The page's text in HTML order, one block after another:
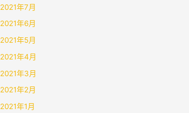
2021年7月
2021年6月
2021年5月
2021年4月
2021年3月
2021年2月
2021年1月